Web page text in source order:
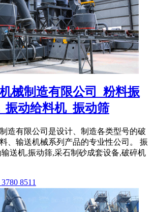
械制造有限公司_粉料振
振动给料机_振动筛
造有限公司是设计、制造各类型号的破
、输送机械系列产品的专业性公司。 振
送机,振动筛,采石制砂成套设备,破碎机
8511